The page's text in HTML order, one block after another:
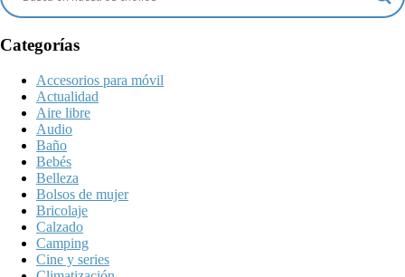
Categorías
Accesorios para móvil
Actualidad
Aire libre
Audio
Baño
Bebés
Belleza
Bolsos de mujer
Bricolaje
Calzado
Camping
Cine y series